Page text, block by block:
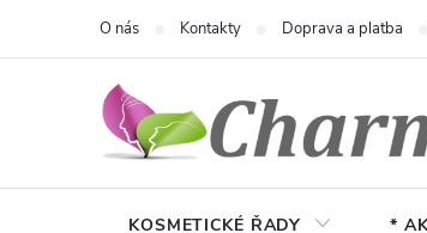
O nás Kontakty Doprava a platba
KOSMETICKÉ ŘADY *